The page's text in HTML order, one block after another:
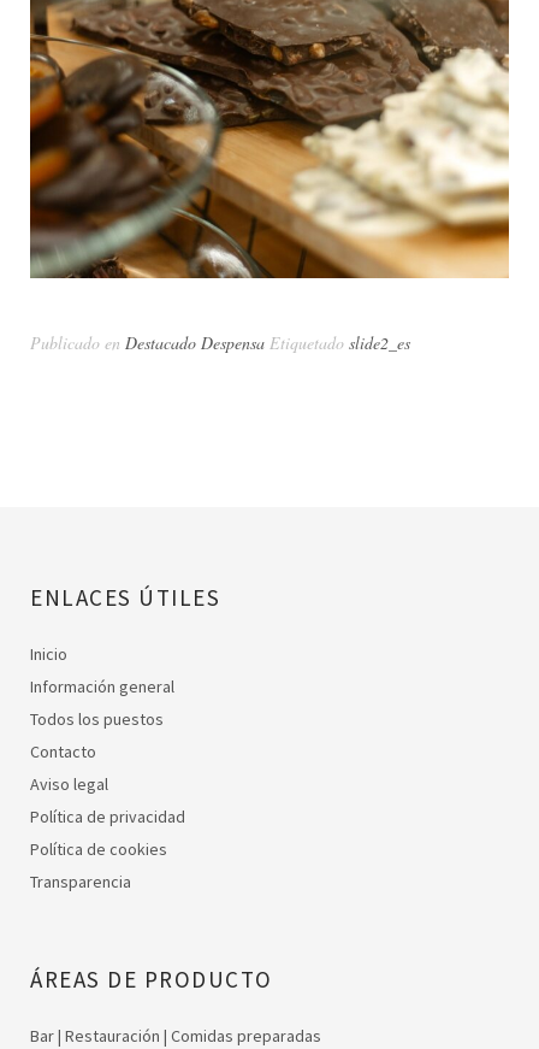
Publicado en Destacado Despensa Etiquetado slide2_es
ENLACES ÚTILES
Inicio
Información general
Todos los puestos
Contacto
Aviso legal
Política de privacidad
Política de cookies
Transparencia
ÁREAS DE PRODUCTO
Bar | Restauración | Comidas preparadas